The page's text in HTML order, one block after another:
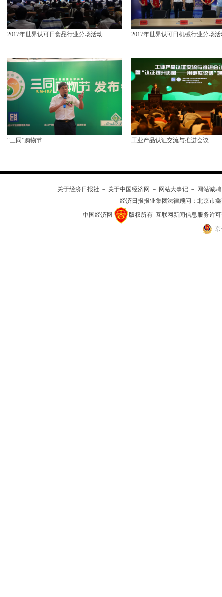
2017年世界认可日食品行业分场活动 2017年世界认可日机械行业分场活
“三同”购物节 工业产品认证交流与推进会议
关于经济日报社 － 关于中国经济网 － 网站大事记 － 网站诚聘
经济日报报业集团法律顾问： 北京市
中国经济网
版权所有互联网新闻信息服务许可
京